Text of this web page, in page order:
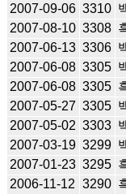
2007-09-06 3310
2007-08-10 3308
2007-06-13 3306
2007-06-08 3305
2007-06-08 3305
2007-05-27 3305
2007-05-02 3303
2007-03-19 3299
2007-01-23 3295
2006-11-12 3290